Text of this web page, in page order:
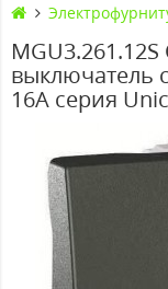
выключатель
16А серия